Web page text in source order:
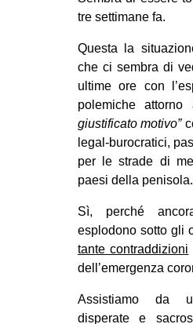
SPORT
DIRITTO
tre settimane fa.
Questa la
che ci sembra di
ultime ore con
polemiche
giustificato motivo”
legal-burocratici,
per le strade di
paesi della penisola.
Sì, perché
esplodono sotto gli
tante contraddizioni
dell’emergenza
Assistiamo da
disperate e